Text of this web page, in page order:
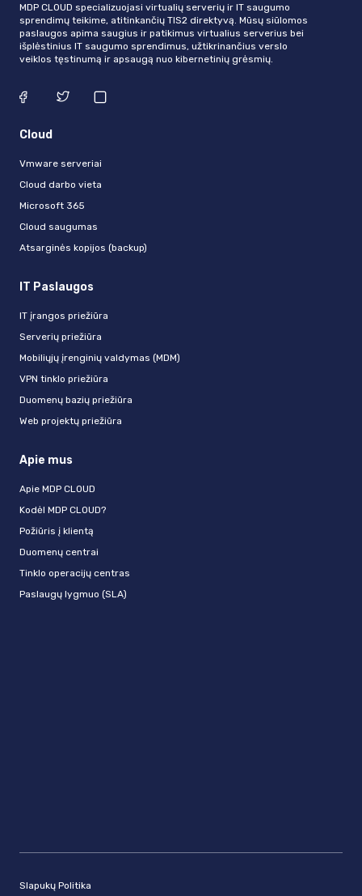
MDP CLOUD specializuojasi virtualių serverių ir IT saugumo
sprendimų teikime, atitinkančių TIS2 direktyvą. Mūsų siūlomos
paslaugos apima saugius ir patikimus virtualius serverius bei
išplėstinius IT saugumo sprendimus, užtikrinančius verslo
veiklos tęstinumą ir apsaugą nuo kibernetinių grėsmių.
Cloud
Vmware serveriai
Cloud darbo vieta
Microsoft 365
Cloud saugumas
Atsarginės kopijos (backup)
IT Paslaugos
IT įrangos priežiūra
Serverių priežiūra
Mobiliųjų įrenginių valdymas (MDM)
VPN tinklo priežiūra
Duomenų bazių priežiūra
Web projektų priežiūra
Apie mus
Apie MDP CLOUD
Kodėl MDP CLOUD?
Požiūris į klientą
Duomenų centrai
Tinklo operacijų centras
Paslaugų lygmuo (SLA)
Slapukų Politika